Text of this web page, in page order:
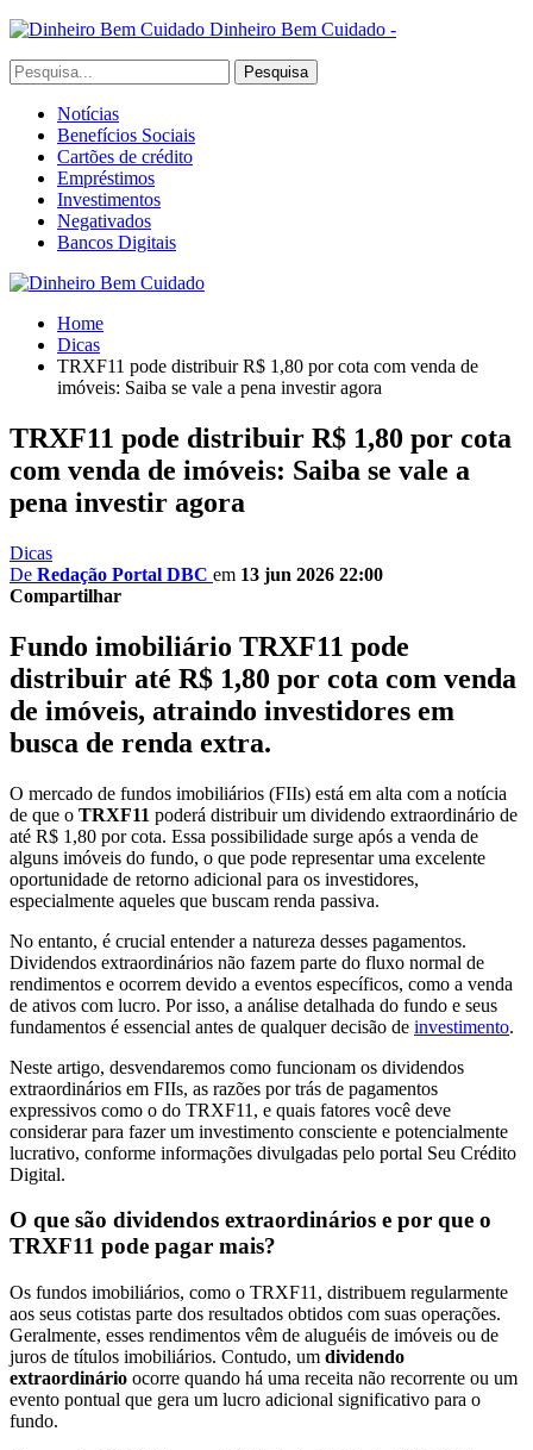
Dinheiro Bem Cuidado -
Notícias
Benefícios Sociais
Cartões de crédito
Empréstimos
Investimentos
Negativados
Bancos Digitais
Home
Dicas
TRXF11 pode distribuir R$ 1,80 por cota com venda de
imóveis: Saiba se vale a pena investir agora
TRXF11 pode distribuir R$ 1,80 por cota
com venda de imóveis: Saiba se vale a
pena investir agora
Dicas
De Redação Portal DBC em 13 jun 2026 22:00
Compartilhar
Fundo imobiliário TRXF11 pode
distribuir até R$ 1,80 por cota com venda
de imóveis, atraindo investidores em
busca de renda extra.
O mercado de fundos imobiliários (FIIs) está em alta com a notícia
de que o TRXF11 poderá distribuir um dividendo extraordinário de
até R$ 1,80 por cota. Essa possibilidade surge após a venda de
alguns imóveis do fundo, o que pode representar uma excelente
oportunidade de retorno adicional para os investidores,
especialmente aqueles que buscam renda passiva.
No entanto, é crucial entender a natureza desses pagamentos.
Dividendos extraordinários não fazem parte do fluxo normal de
rendimentos e ocorrem devido a eventos específicos, como a venda
de ativos com lucro. Por isso, a análise detalhada do fundo e seus
fundamentos é essencial antes de qualquer decisão de investimento.
Neste artigo, desvendaremos como funcionam os dividendos
extraordinários em FIIs, as razões por trás de pagamentos
expressivos como o do TRXF11, e quais fatores você deve
considerar para fazer um investimento consciente e potencialmente
lucrativo, conforme informações divulgadas pelo portal Seu Crédito
Digital.
O que são dividendos extraordinários e por que o
TRXF11 pode pagar mais?
Os fundos imobiliários, como o TRXF11, distribuem regularmente
aos seus cotistas parte dos resultados obtidos com suas operações.
Geralmente, esses rendimentos vêm de aluguéis de imóveis ou de
juros de títulos imobiliários. Contudo, um dividendo
extraordinário ocorre quando há uma receita não recorrente ou um
evento pontual que gera um lucro adicional significativo para o
fundo.